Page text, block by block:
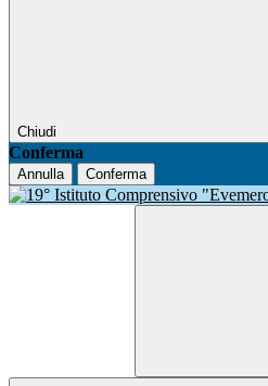
Chiudi
Conferma
Annulla Conferma